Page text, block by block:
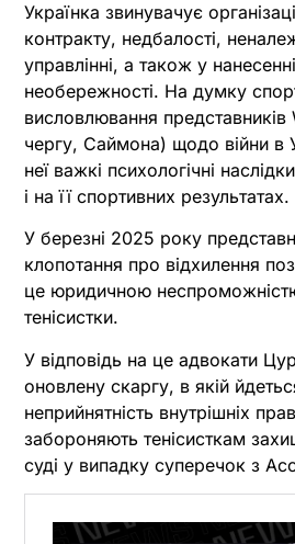
Українка звинувачує
контракту, недбалості,
управлінні, а також у
необережності. На думку
висловлювання
чергу, Саймона) щодо війни в
неї важкі психологічні
і на її спортивних результатах.
У березні 2025 року
клопотання про відхилення
це юридичною
тенісистки.
У відповідь на це адвокати
оновлену скаргу, в якій
неприйнятність внутрішніх
забороняють тенісисткам
суді у випадку суперечок з